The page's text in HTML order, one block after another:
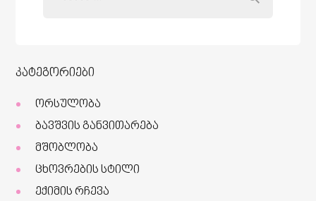
კატეგორიები
ორსულობა
ბავშვის განვითარება
მშობლობა
ცხოვრების სტილი
ექიმის რჩევა